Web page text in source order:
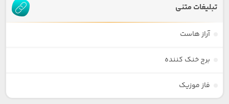
تبلیغات متنی
آراز هاست
برج خنک کننده
فاز موزیک